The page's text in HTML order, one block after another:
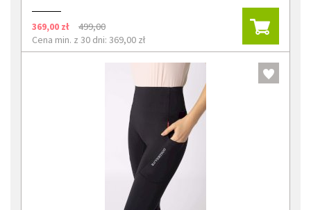
369,00 zł
499,00
Cena min. z 30 dni: 369,00 zł